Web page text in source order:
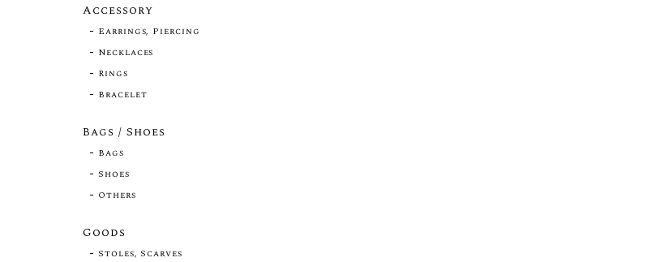
Accessory
Earrings, Piercing
Necklaces
Rings
Bracelet
Bags / Shoes
Bags
Shoes
Others
Goods
Stoles, Scarves